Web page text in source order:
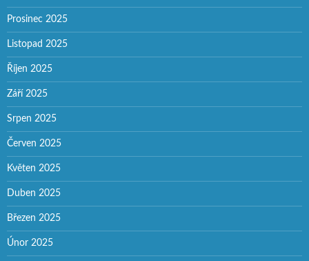
Prosinec 2025
Listopad 2025
Říjen 2025
Září 2025
Srpen 2025
Červen 2025
Květen 2025
Duben 2025
Březen 2025
Únor 2025